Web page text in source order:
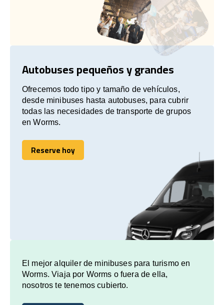
Autobuses pequeños y grandes
Ofrecemos todo tipo y tamaño de vehículos,
desde minibuses hasta autobuses, para cubrir
todas las necesidades de transporte de grupos
en Worms.
Reserve hoy
Reserve hoy
El mejor alquiler de minibuses para turismo en
Worms. Viaja por Worms o fuera de ella,
nosotros te tenemos cubierto.